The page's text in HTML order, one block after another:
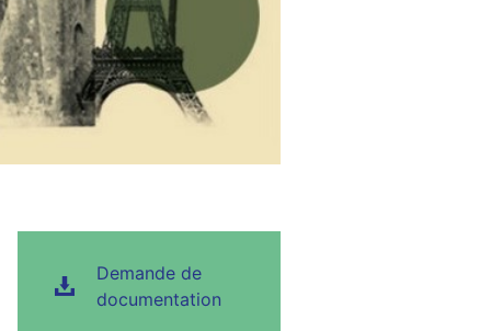
Demande de
documentation